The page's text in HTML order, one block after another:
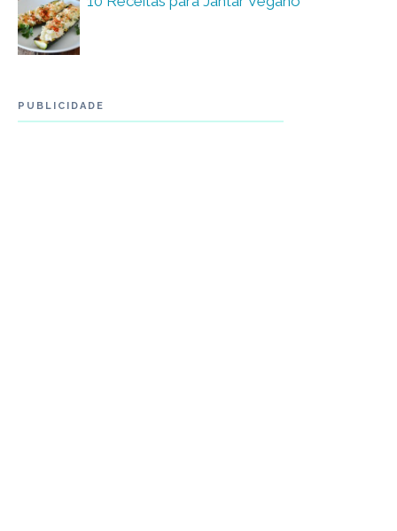
PUBLICIDADE